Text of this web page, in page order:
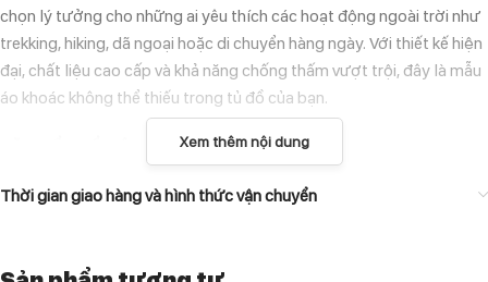
chọn lý tưởng cho những ai yêu thích các hoạt động ngoài trời như
trekking, hiking, dã ngoại hoặc di chuyển hàng ngày. Với thiết kế hiện
đại, chất liệu cao cấp và khả năng chống thấm vượt trội, đây là mẫu
áo khoác không thể thiếu trong tủ đồ của bạn.
ĐẶC ĐIỂM NỔI BẬT CỦA ÁO KHOÁC CAMEL DÒNG RAIN GOD –
mù.
Xem thêm nội dung
Thời gian giao hàng và hình thức vận chuyển